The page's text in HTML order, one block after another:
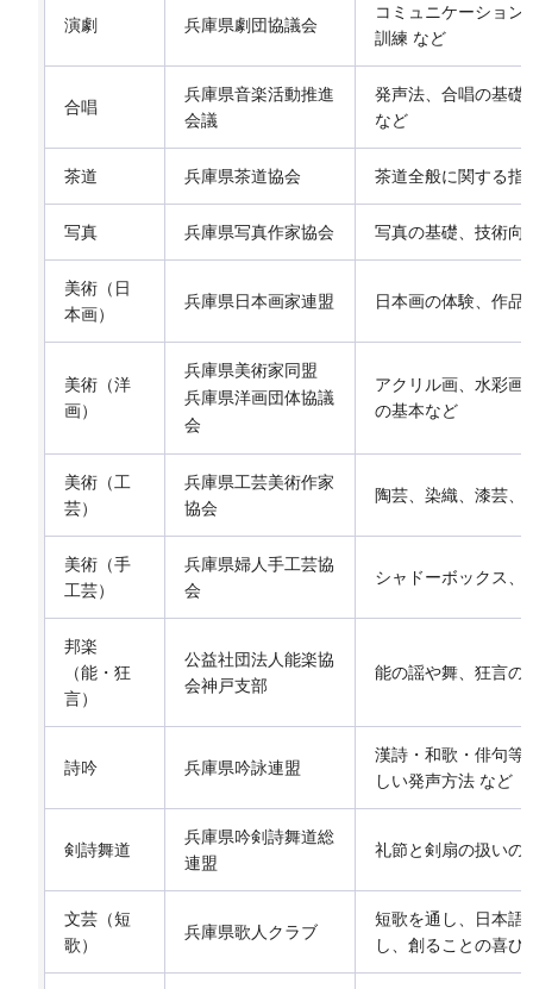
演劇 兵庫県劇団協議会
コミュニケーション
訓練 など
合唱
兵庫県音楽活動推進
会議
発声法、合唱の基礎
など
茶道 兵庫県茶道協会 茶道全般に関する指
写真 兵庫県写真作家協会 写真の基礎、技術向
美術（日
本画）
兵庫県日本画家連盟 日本画の体験、作品
美術（洋
画）
兵庫県美術家同盟
兵庫県洋画団体協議
会
アクリル画、水彩画
の基本など
美術（工
芸）
兵庫県工芸美術作家
協会
陶芸、染織、漆芸、
美術（手
工芸）
兵庫県婦人手工芸協
会
シャドーボックス、
邦楽
（能・狂
言）
公益社団法人能楽協
会神戸支部
能の謡や舞、狂言の
詩吟 兵庫県吟詠連盟
漢詩・和歌・俳句等
しい発声方法 など
剣詩舞道
兵庫県吟剣詩舞道総
連盟
礼節と剣扇の扱いの
文芸（短
歌）
兵庫県歌人クラブ
短歌を通し、日本語
し、創ることの喜び